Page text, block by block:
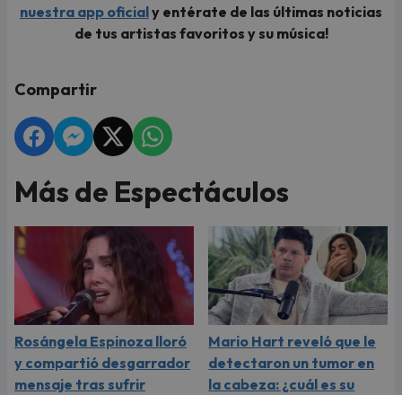
nuestra app oficialy entérate de las últimas noticias
de tus artistas favoritos y su música!
Compartir
Más de Espectáculos
Rosángela Espinoza lloró
y compartió desgarrador
mensaje tras sufrir
Mario Hart reveló que le
detectaron un tumor en
la cabeza: ¿cuál es su